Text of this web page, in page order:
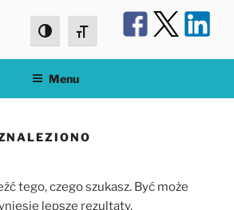
Toggle High Contrast
Toggle Font size
Menu
tego, czego szukasz. Być może
lepsze rezultaty.